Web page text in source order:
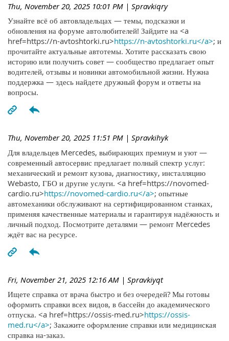
Thu, November 20, 2025 10:01 PM | Spravkiqry
Узнайте всё об автовладельцах — темы, подсказки и
обновления на форуме автолюбителей! Зайдите на <a
href=https://n-avtoshtorki.ru>https://n-avtoshtorki.ru</a>; и
прочитайте актуальные автотемы. Хотите рассказать свою
историю или получить совет — сообщество предлагает опыт
водителей, отзывы и новинки автомобильной жизни. Нужна
поддержка — здесь найдете дружный форум и ответы на
вопросы.
Thu, November 20, 2025 11:51 PM | Spravkihyk
Для владельцев Mercedes, выбирающих премиум и уют —
современный автосервис предлагает полный спектр услуг:
механический и ремонт кузова, диагностику, инсталляцию
Webasto, ГБО и другие услуги. <a href=https://novomed-
cardio.ru>https://novomed-cardio.ru</a>; опытные
автомеханики обслуживают на сертифицированном станках,
применяя качественные материалы и гарантируя надёжность и
личный подход. Посмотрите деталями — ремонт Mercedes
ждёт вас на ресурсе.
Fri, November 21, 2025 12:16 AM | Spravkiyqt
Ищете справка от врача быстро и без очередей? Мы готовы
оформить справки всех видов, в бассейн до академического
отпуска. <a href=https://ossis-med.ru>https://ossis-
med.ru</a>; Закажите оформление справки или медицинская
справка на-заказ.